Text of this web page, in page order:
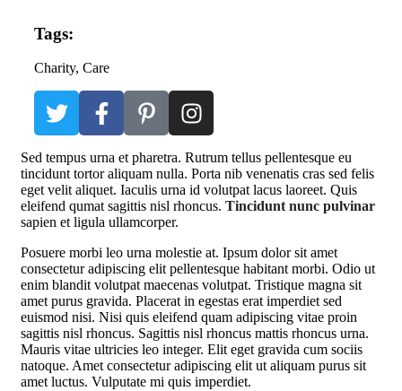
Sed tempus urna et pharetra. Rutrum tellus pellentesque eu
tincidunt tortor aliquam nulla. Porta nib venenatis cras sed felis
eget velit aliquet. Iaculis urna id volutpat lacus laoreet. Quis
eleifend qumat sagittis nisl rhoncus. Tincidunt nunc pulvinar
sapien et ligula ullamcorper.
Posuere morbi leo urna molestie at. Ipsum dolor sit amet
consectetur adipiscing elit pellentesque habitant morbi. Odio ut
enim blandit volutpat maecenas volutpat. Tristique magna sit
amet purus gravida. Placerat in egestas erat imperdiet sed
euismod nisi. Nisi quis eleifend quam adipiscing vitae proin
sagittis nisl rhoncus. Sagittis nisl rhoncus mattis rhoncus urna.
Mauris vitae ultricies leo integer. Elit eget gravida cum sociis
natoque. Amet consectetur adipiscing elit ut aliquam purus sit
amet luctus. Vulputate mi quis imperdiet.
Tags:
Charity, Care